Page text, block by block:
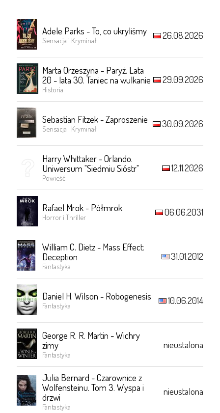
Adele Parks - To, co ukryliśmy
Sensacja i Kryminał 26.08.2026
Marta Orzeszyna - Paryż. Lata
20 - lata 30. Taniec na wulkanie
Historia
29.09.2026
Sebastian Fitzek - Zaproszenie
Sensacja i Kryminał 30.09.2026
Harry Whittaker - Orlando.
Uniwersum "Siedmiu Sióstr"
Powieść
12.11.2026
Rafael Mrok - Półmrok
Horror i Thriller 06.06.2031
William C. Dietz - Mass Effect:
Deception
Fantastyka
31.01.2012
Daniel H. Wilson - Robogenesis
Fantastyka 10.06.2014
George R. R. Martin - Wichry
zimy
Fantastyka
nieustalona
Julia Bernard - Czarownice z
Wolfensteinu. Tom 3. Wyspa i
drzwi
Fantastyka
nieustalona